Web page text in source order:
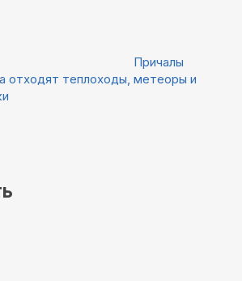
Причалы
отходят теплоходы, метеоры и